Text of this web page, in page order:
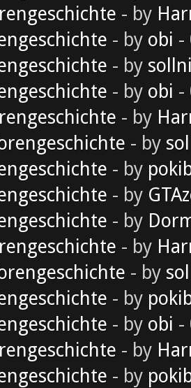
- by
- by obi -
- by
- by obi -
- by
- by
- by
- by
- by
- by
- by
- by
- by obi -
- by
- by